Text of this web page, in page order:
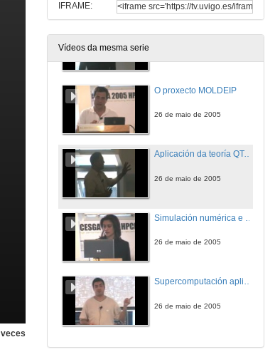
veces
IFRAME:
Vídeos da mesma serie
O proxecto MOLDEIP
26 de maio de 2005
Aplicación da teoría QTAIM a diversos problemas químicos
26 de maio de 2005
26 de maio de 2005
Supercomputación aplicada a modelos climáticos. Caso práctico: Waccab
26 de maio de 2005